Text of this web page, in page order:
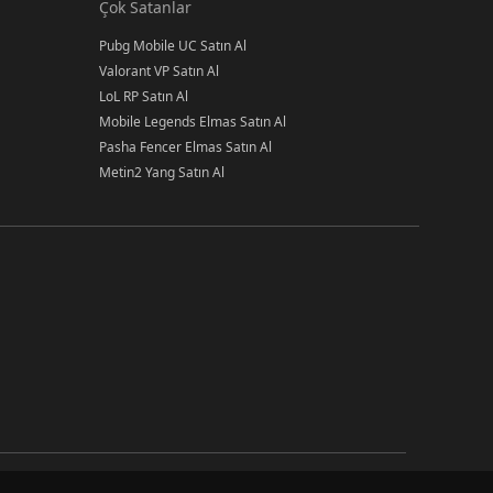
Çok Satanlar
Pubg Mobile UC Satın Al
Valorant VP Satın Al
LoL RP Satın Al
Mobile Legends Elmas Satın Al
Pasha Fencer Elmas Satın Al
Metin2 Yang Satın Al